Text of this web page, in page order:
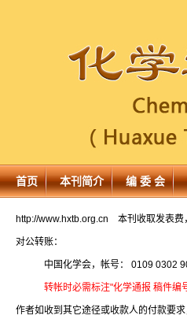
首页 本刊简介 编 委 会
http://www.hxtb.org.cn 本刊收取发表费
对公转账：
中国化学会，帐号： 0109 0302
转帐时必需标注"化学通报 稿件编
作者如收到其它途径或收款人的付款要求